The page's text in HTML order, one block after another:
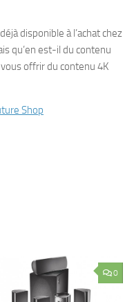
disponible à l’achat chez
qu’en est-il du contenu
offrir du contenu 4K
Shop
0